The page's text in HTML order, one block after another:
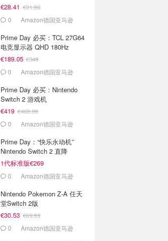
€28.41 €31.96
0 Amazon德国亚马逊
Prime Day 必买：TCL 27G64
电竞显示器 QHD 180Hz
€189.05 €349
0 Amazon德国亚马逊
Prime Day 必买：Nintendo
Switch 2 游戏机
€419 €469.99
0 Amazon德国亚马逊
Prime Day：“快乐永动机”
Nintendo Switch 2 直降
1代标准版€269
0 Amazon德国亚马逊
Nintendo Pokemon Z-A 任天
堂Switch 2版
€30.53 €69.99
0 Amazon德国亚马逊